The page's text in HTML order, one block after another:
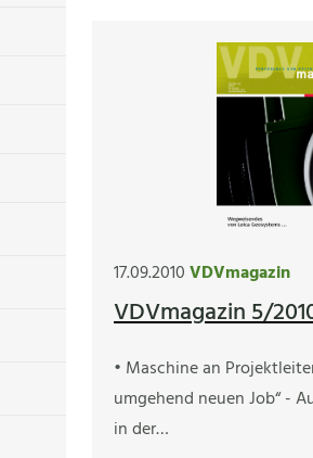
17.09.2010VDVmagazin
VDVmagazin 5/
• Maschine an
umgehend neuen Job“ -
in der…